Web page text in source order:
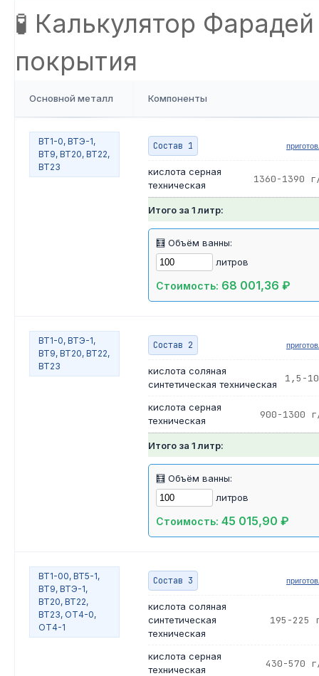
🧪 Калькулятор Фарадей
покрытия
Основной металл Компоненты
ВТ1-0, ВТЭ-1,
ВТ9, ВТ20, ВТ22,
ВТ23
Состав 1
кислота серная
техническая
1360-1390
Итого за 1 литр:
🧮 Объём ванны:
литров
Стоимость: 68 001,36 ₽
ВТ1-0, ВТЭ-1,
ВТ9, ВТ20, ВТ22,
ВТ23
Состав 2
кислота соляная
синтетическая техническая
1,5-
кислота серная
техническая
900-1300
Итого за 1 литр:
🧮 Объём ванны:
литров
Стоимость: 45 015,90 ₽
ВТ1-00, ВТ5-1,
ВТ9, ВТЭ-1,
ВТ20, ВТ22,
ВТ23, ОТ4-0,
ОТ4-1
Состав 3
кислота соляная
синтетическая
техническая
195-225
кислота серная
техническая
430-570